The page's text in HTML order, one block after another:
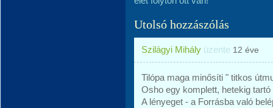
Utolsó hozzászólás
Szilágyi Mihály üzente 12 éve
Tilópa maga minősíti " titkos
Osho egy komplett, hetekig
A lényeget - a Forrásba való